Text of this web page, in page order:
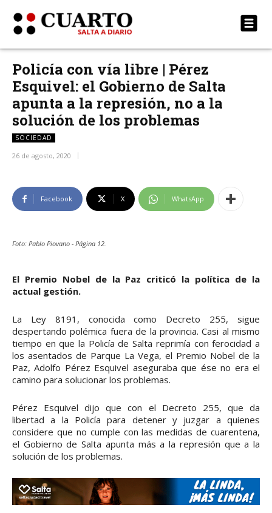
Policía con vía libre | Pérez
Esquivel: el Gobierno de Salta
apunta a la represión, no a la
solución de los problemas
SOCIEDAD
26 de agosto, 2020
Facebook X WhatsApp
Foto: Pablo Piovano - Página 12.
El Premio Nobel de la Paz criticó la política de la
actual gestión.
La Ley 8191, conocida como Decreto 255, sigue
despertando polémica fuera de la provincia. Casi al mismo
tiempo en que la Policía de Salta reprimía con ferocidad a
los asentados de Parque La Vega, el Premio Nobel de la
Paz, Adolfo Pérez Esquivel aseguraba que ése no era el
camino para solucionar los problemas.
Pérez Esquivel dijo que con el Decreto 255, que da
libertad a la Policía para detener y juzgar a quienes
considere que no cumple con las medidas de cuarentena,
el Gobierno de Salta apunta más a la represión que a la
solución de los problemas.